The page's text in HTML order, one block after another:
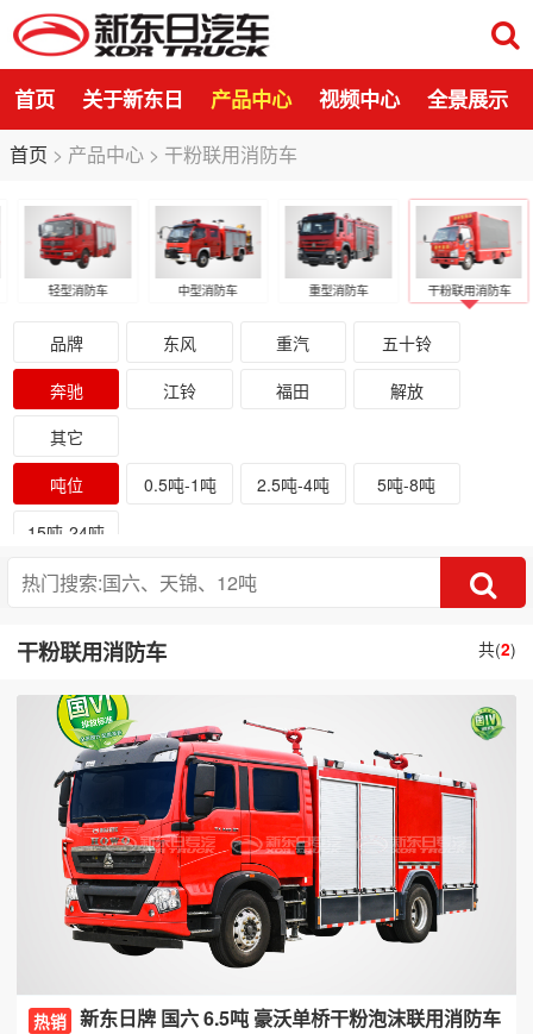
首页 关于新东日 产品中心 视频中心 全景展示
首页 > 产品中心 > 干粉联用消防车
轻型消防车 中型消防车 重型消防车 干粉联用消防车
品牌 东风 重汽
五十铃
奔驰
江铃 福田
解放
其它
吨位
0.5吨-1吨 2.5吨-4吨
5吨-8吨
15吨-24吨
干粉联用消防车 共(2)
热销 新东日牌 国六 6.5吨 豪沃单桥干粉泡沫联用消防车